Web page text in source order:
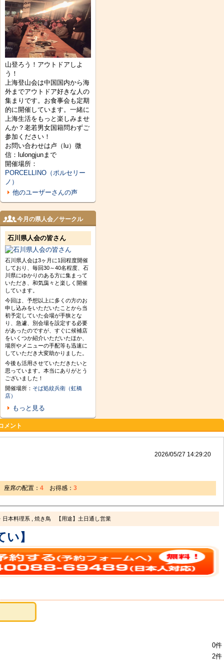
山登ろう！アウトドアしよ
う！
上海登山会は中国国内から海
外までアウトドア好きな人の
集まりです。お食事会も定期
的に開催しています。一緒に
上海生活をもっと楽しみませ
んか？老若男女国籍問わずご
参加ください！
お問い合わせは卢（lu）微
信：lulongjunまで
開催場所：
PORCELLINO（ポルセリー
ノ）
他のユーザーさんの声
今月の県人会／サークル
石川県人会の皆さん
石川県人会は3ヶ月に1回程度開催
しており、毎回30～40名程度、石
川県にゆかりのある方に集まって
いただき、和気藹々と楽しく開催
しています。
今回は、予想以上に多くの方のお
申し込みをいただいたことから当
初予定していた会場が手狭とな
り、急遽、別会場を設定する必要
があったのですが、すぐに候補店
をいくつか紹介いただいたほか、
場所やメニューの手配等も迅速に
していただき大変助かりました。
今後も活用させていただきたいと
思っています。本当にありがとう
ございました！
開催場所： そば処紋兵衛（虹橋
店）
もっと見る
メント
2026/05/27 14:29:20
席の配置： 4 お得感： 3
日本料理系 , 焼き鳥 【用途】土日通し営業
】
0件
2件